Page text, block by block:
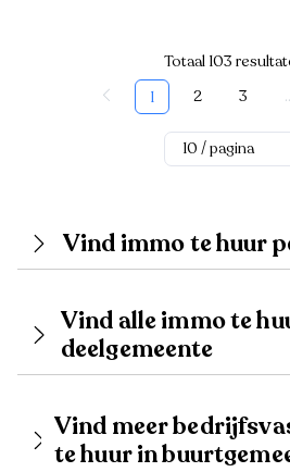
Totaal 103
1
2 3
Vind immo te huur
Vind alle immo te
deelgemeente
Vind meer
te huur in